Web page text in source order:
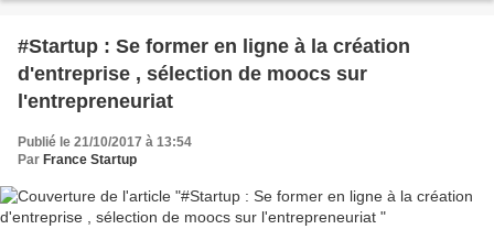
#Startup : Se former en ligne à la création
d'entreprise , sélection de moocs sur
l'entrepreneuriat
Publié le 21/10/2017 à 13:54
Par France Startup